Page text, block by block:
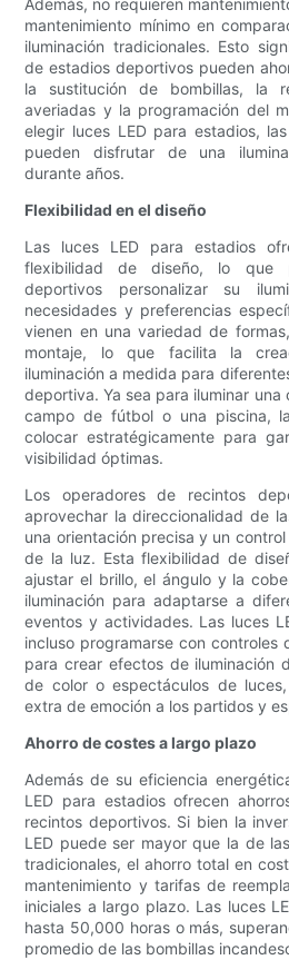
Además, no requieren
mantenimiento mínimo en
iluminación tradicionales. Esto
de estadios deportivos pueden
la sustitución de bombillas, la
averiadas y la programación del
elegir luces LED para estadios,
pueden disfrutar de una
durante años.
Flexibilidad en el diseño
Las luces LED para estadios
flexibilidad de diseño, lo que
deportivos personalizar su
necesidades y preferencias
vienen en una variedad de
montaje, lo que facilita la
iluminación a medida para
deportiva. Ya sea para iluminar
campo de fútbol o una piscina,
colocar estratégicamente para
visibilidad óptimas.
Los operadores de recintos
aprovechar la direccionalidad de
una orientación precisa y un
de la luz. Esta flexibilidad de
ajustar el brillo, el ángulo y la
iluminación para adaptarse a
eventos y actividades. Las luces
incluso programarse con controles
para crear efectos de iluminación
de color o espectáculos de
extra de emoción a los partidos y
Ahorro de costes a largo plazo
Además de su eficiencia
LED para estadios ofrecen
recintos deportivos. Si bien la
LED puede ser mayor que la de
tradicionales, el ahorro total en
mantenimiento y tarifas de
iniciales a largo plazo. Las luces
hasta 50,000 horas o más,
promedio de las bombillas